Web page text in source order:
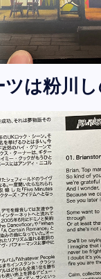
ツは粉川